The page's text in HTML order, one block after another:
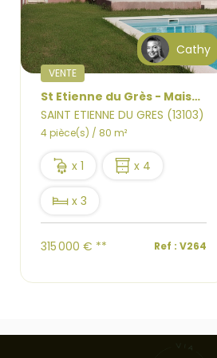
Cathy
VENTE
Maison St Etienne Du Gres 4 pièce(s) 108 m2 - jardin - garage
SAINT ETIENNE DU GRES (13103)
4 pièce(s) / 108 m²
x 1 x 4
x 3
366 000 €** Ref : V283